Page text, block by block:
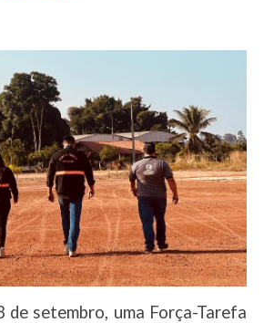
de setembro, uma Força-Tarefa